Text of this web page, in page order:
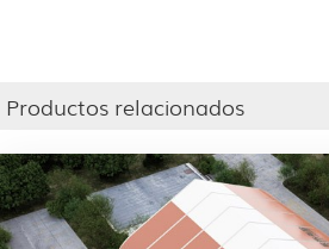
Productos relacionados